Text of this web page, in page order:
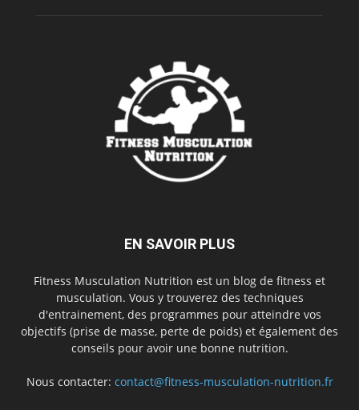
EN SAVOIR PLUS
Fitness Musculation Nutrition est un blog de fitness et
musculation. Vous y trouverez des techniques
d'entrainement, des programmes pour atteindre vos
objectifs (prise de masse, perte de poids) et également des
conseils pour avoir une bonne nutrition.
Nous contacter: contact@fitness-musculation-nutrition.fr